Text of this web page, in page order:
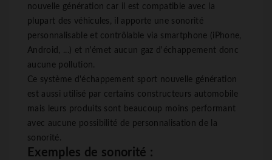
nouvelle génération car il est compatible avec la
plupart des véhicules, il apporte une sonorité
personnalisable et contrôlable via smartphone (iPhone,
Android, ...) et n'émet aucun gaz d'échappement donc
aucune pollution.
Ce système d'échappement sport nouvelle génération
est aussi utilisé par certains constructeurs automobile
mais leurs produits sont beaucoup moins performant
avec aucune possibilité de personnalisation de la
sonorité.
Exemples de sonorité :